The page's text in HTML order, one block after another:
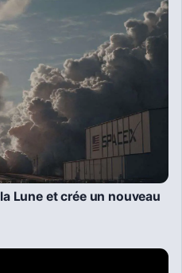
Lune et crée un nouveau